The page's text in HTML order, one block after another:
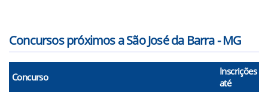
Concursos próximos a São José da Barra - MG
Concurso
Inscrições
até